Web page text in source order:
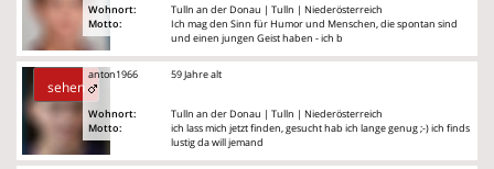
Wohnort:
Motto:
Tulln an der Donau | Tulln | Niederösterreich
Ich mag den Sinn für Humor und Menschen, die spontan sind
und einen jungen Geist haben - ich b
sehen
anton1966
Wohnort:
Motto:
59 Jahre alt
Tulln an der Donau | Tulln | Niederösterreich
ich lass mich jetzt finden, gesucht hab ich lange genug ;-) ich finds
lustig da will jemand